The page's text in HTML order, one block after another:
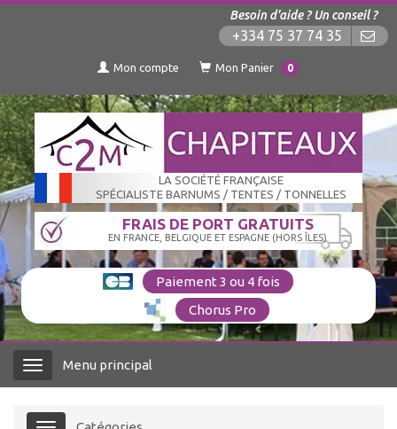
Besoin d'aide ? Un conseil ?
+334 75 37 74 35
Mon compte Mon Panier 0
LA SOCIÉTÉ FRANÇAISE
SPÉCIALISTE BARNUMS / TENTES / TONNELLES
FRAIS DE PORT GRATUITS
EN FRANCE, BELGIQUE ET ESPAGNE (HORS ÎLES)
Paiement 3 ou 4 fois
Chorus Pro
Menu Menu principal
Menu